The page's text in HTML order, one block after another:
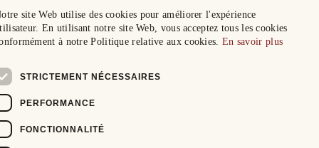
site Web utilise des cookies pour améliorer l'expérience
En utilisant notre site Web, vous acceptez tous les cookies
à notre Politique relative aux cookies. En savoir plus
STRICTEMENT NÉCESSAIRES
PERFORMANCE
FONCTIONNALITÉ